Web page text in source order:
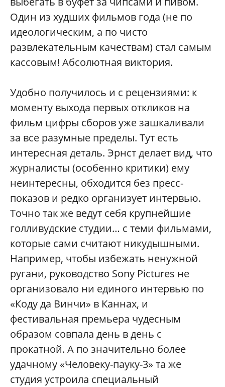
Один из худших фильмов года (не по
идеологическим, а по чисто
развлекательным качествам) стал самым
кассовым! Абсолютная виктория.
Удобно получилось и с рецензиями: к
моменту выхода первых откликов на
фильм цифры сборов уже зашкаливали
за все разумные пределы. Тут есть
интересная деталь. Эрнст делает вид, что
журналисты (особенно критики) ему
неинтересны, обходится без пресс-
показов и редко организует интервью.
Точно так же ведут себя крупнейшие
голливудские студии… с теми фильмами,
которые сами считают никудышными.
Например, чтобы избежать ненужной
ругани, руководство Sony Pictures не
организовало ни единого интервью по
«Коду да Винчи» в Каннах, и
фестивальная премьера чудесным
образом совпала день в день с
прокатной. А по значительно более
удачному «Человеку-пауку-3» та же
студия устроила специальный